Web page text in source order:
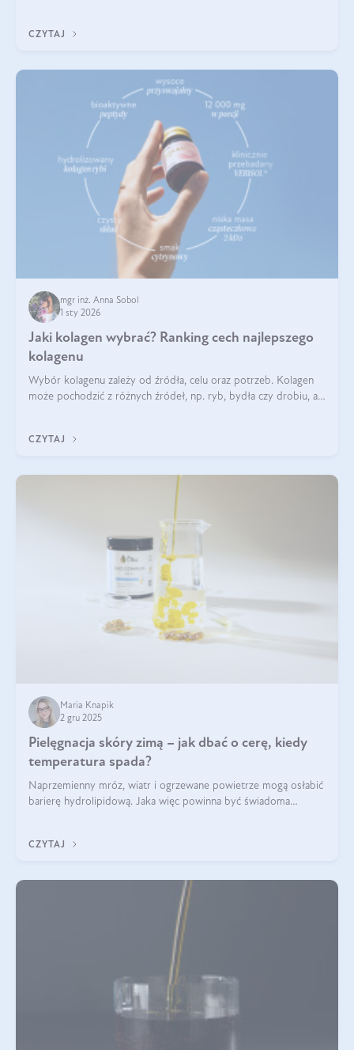
CZYTAJ
mgr inż. Anna Sobol
1 sty 2026
Jaki kolagen wybrać? Ranking cech najlepszego
kolagenu
Wybór kolagenu zależy od źródła, celu oraz potrzeb. Kolagen
może pochodzić z różnych źródeł, np. ryb, bydła czy drobiu, a
bydlęcy.
CZYTAJ
Maria Knapik
2 gru 2025
Pielęgnacja skóry zimą – jak dbać o cerę, kiedy
temperatura spada?
Naprzemienny mróz, wiatr i ogrzewane powietrze mogą osłabić
barierę hydrolipidową. Jaka więc powinna być świadoma
CZYTAJ